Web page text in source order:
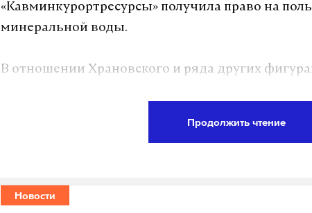
«Кавминкурортресурсы» получила право на
минеральной воды.
В отношении Храновского и ряда других
территориального развития Северо-
Продолжить чтение
Новости